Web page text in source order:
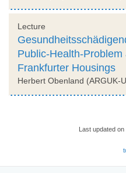
Lecture
Public-Health-
Frankfurter Housings
Herbert Obenland (ARGUK-
Last updated